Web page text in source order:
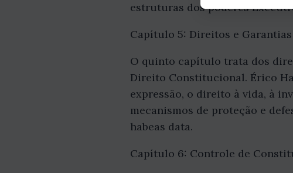
estruturas dos poderes
Capítulo 5: Direitos e
O quinto capítulo trata dos
Direito Constitucional. Érico
expressão, o direito à vida, à
mecanismos de proteção e
habeas data.
Capítulo 6: Controle de